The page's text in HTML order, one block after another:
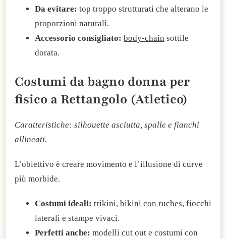
Da evitare: top troppo strutturati che alterano le
proporzioni naturali.
Accessorio consigliato: body-chain sottile
dorata.
Costumi da bagno donna per
fisico a Rettangolo (Atletico)
Caratteristiche: silhouette asciutta, spalle e fianchi
allineati.
L’obiettivo è creare movimento e l’illusione di curve
più morbide.
Costumi ideali: trikini, bikini con ruches, fiocchi
laterali e stampe vivaci.
Perfetti anche: modelli cut out e costumi con